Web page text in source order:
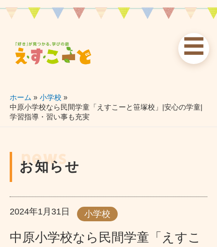
☰
お知らせ
news
えすこーと 各校案内
schools
ホーム
小学校
中原小学校なら民間学童「えすこーと笹塚校」|安心の学童|
学習指導・習い事も充実
news
お知らせ
2024年1月31日 小学校
中原小学校なら民間学童「えすこ